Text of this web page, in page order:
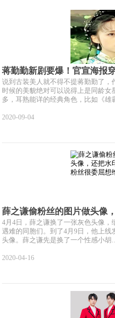
蒋勤勤新剧要爆！官宣海报
说到古装美人就不得不提蒋勤勤了，
时候的美貌绝对可以说得上是同龄
多，耳熟能详的经典角色，比如《雄
2020-09-04
薛之谦偷粉丝的图片做头像
4月4日，薛之谦换了一张灰色头像
遇难的同胞们。到了4月9日，他上
头像。薛之谦先是换了一个性感小胡...
2020-04-16